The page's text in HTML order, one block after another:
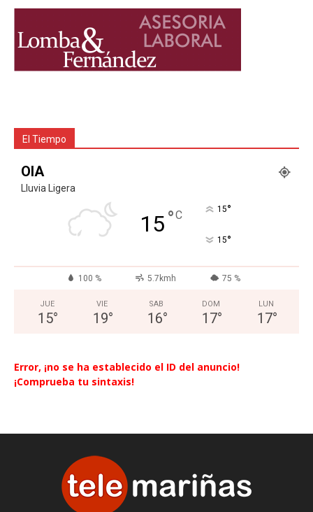
El Tiempo
OIA
Lluvia Ligera
15°C 15°
15°
100 % 5.7kmh 75 %
JUE
15°
VIE
19°
SAB
16°
DOM
17°
LUN
17°
Error, ¡no se ha establecido el ID del anuncio!
¡Comprueba tu sintaxis!